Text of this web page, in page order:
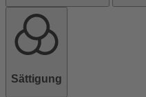
Sättigung